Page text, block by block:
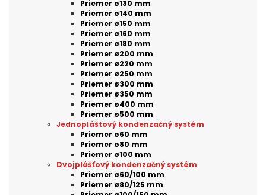
Priemer ø130 mm
Priemer ø140 mm
Priemer ø150 mm
Priemer ø160 mm
Priemer ø180 mm
Priemer ø200 mm
Priemer ø220 mm
Priemer ø250 mm
Priemer ø300 mm
Priemer ø350 mm
Priemer ø400 mm
Priemer ø500 mm
Jednopláštový kondenzačný systém
Priemer ø60 mm
Priemer ø80 mm
Priemer ø100 mm
Dvojplášťový kondenzačný systém
Priemer ø60/100 mm
Priemer ø80/125 mm